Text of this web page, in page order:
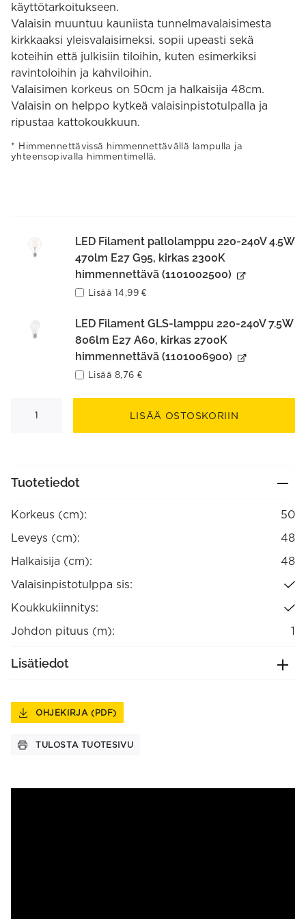
käyttötarkoitukseen.
Valaisin muuntuu kauniista tunnelmavalaisimesta
kirkkaaksi yleisvalaisimeksi. sopii upeasti sekä
koteihin että julkisiin tiloihin, kuten esimerkiksi
ravintoloihin ja kahviloihin.
Valaisimen korkeus on 50cm ja halkaisija 48cm.
Valaisin on helppo kytkeä valaisinpistotulpalla ja
ripustaa kattokoukkuun.
Himmennettävissä himmennettävällä lampulla ja
yhteensopivalla himmentimellä.
LED Filament pallolamppu 220-240V 4.5W
470lm E27 G95, kirkas 2300K
himmennettävä (1101002500)
Lisää 14,99€
LED Filament GLS-lamppu 220-240V 7.5W
806lm E27 A60, kirkas 2700K
himmennettävä (1101006900)
Lisää 8,76 €
riippuvalaisin
LISÄÄ OSTOSKORIIN
Tuotetiedot
Korkeus (cm):
50
Leveys (cm):
48
Halkaisija (cm):
48
Valaisinpistotulppa sis:
Koukkukiinnitys:
Johdon pituus (m):
1
Lisätiedot
OHJEKIRJA (PDF)
TULOSTA TUOTESIVU